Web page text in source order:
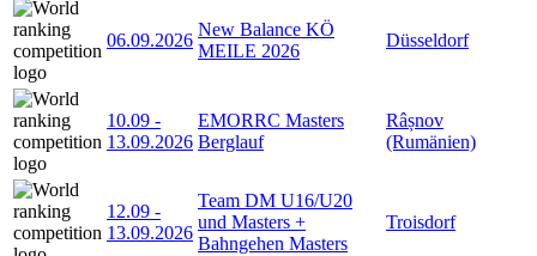
06.09.2026
New Balance KÖ
MEILE 2026
Düsseldorf
10.09 -
13.09.2026
EMORRC Masters
Berglauf
Râșnov
(Rumänien)
12.09 -
13.09.2026
Team DM U16/U20
und Masters +
Bahngehen Masters
Troisdorf